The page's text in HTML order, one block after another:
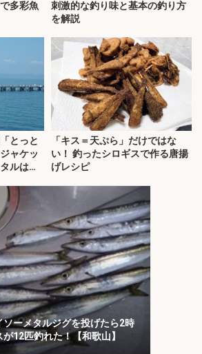
多彩魚
刺激的な釣り味と基本の釣り方
を解説
とっと
ャケッ
ルはオ
「キス＝天ぷら」だけではな
い！ 釣ったシロギスで作る唐揚
げレシピ
ソーメタルジグを投げたら2時
12匹釣れた！【和歌山】